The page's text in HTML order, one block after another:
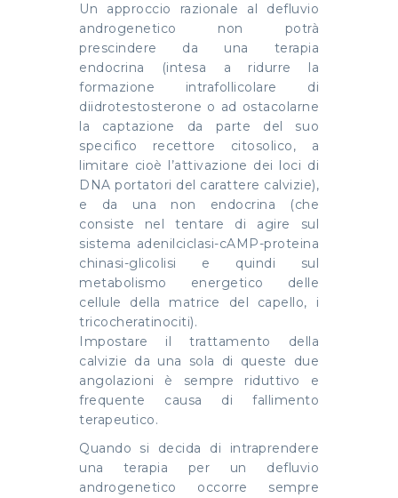
Un approccio razionale al defluvio
androgenetico non potrà
prescindere da una terapia
endocrina (intesa a ridurre la
formazione intrafollicolare di
diidrotestosterone o ad ostacolarne
la captazione da parte del suo
specifico recettore citosolico, a
limitare cioè l’attivazione dei loci di
DNA portatori del carattere calvizie),
e da una non endocrina (che
consiste nel tentare di agire sul
sistema adenilciclasi-cAMP-proteina
chinasi-glicolisi e quindi sul
metabolismo energetico delle
cellule della matrice del capello, i
tricocheratinociti).
Impostare il trattamento della
calvizie da una sola di queste due
angolazioni è sempre riduttivo e
frequente causa di fallimento
terapeutico.
Quando si decida di intraprendere
una terapia per un defluvio
androgenetico occorre sempre